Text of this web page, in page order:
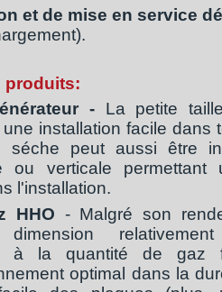
et de mise en service
produits:
-
La petite
installation facile dans
séche peut aussi être
ou verticale permettant
l'installation.
HHO - Malgré son
relativement
à la quantité de gaz
optimal dans la